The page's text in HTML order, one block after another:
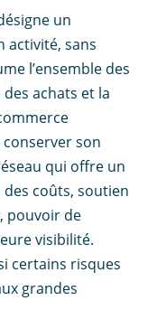
un
activité, sans
l’ensemble des
achats et la
son
qui offre un
coûts, soutien
pouvoir de
visibilité.
certains risques
grandes